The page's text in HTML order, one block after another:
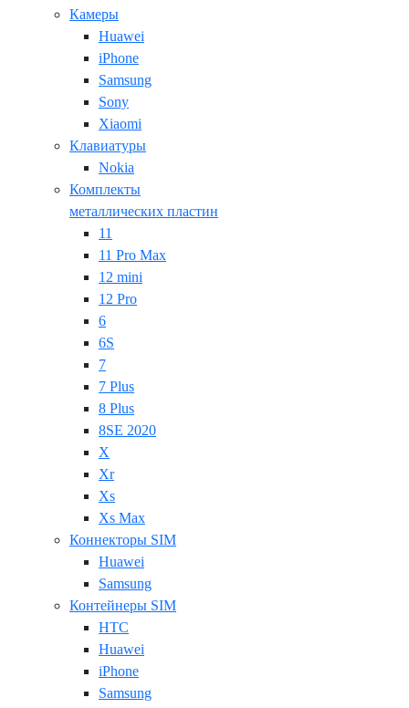
Камеры
Huawei
iPhone
Samsung
Sony
Xiaomi
Клавиатуры
Nokia
Комплекты
металлических пластин
11
11 Pro Max
12 mini
12 Pro
6
6S
7
7 Plus
8 Plus
8SE 2020
X
Xr
Xs
Xs Max
Коннекторы SIM
Huawei
Samsung
Контейнеры SIM
HTC
Huawei
iPhone
Samsung